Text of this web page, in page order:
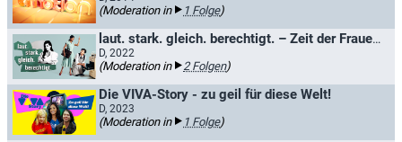
(Moderation in 1 Folge)
laut. stark. gleich. berechtigt. – Zeit der Frauen - mit Collien Ulmen-Fernandes
D, 2022
(Moderation in 2 Folgen)
Die VIVA-Story - zu geil für diese Welt!
D, 2023
(Moderation in 1 Folge)